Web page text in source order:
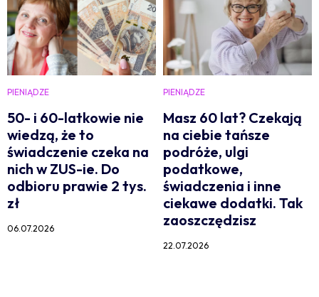
PIENIĄDZE
50- i 60-latkowie nie
wiedzą, że to
świadczenie czeka na
nich w ZUS-ie. Do
odbioru prawie 2 tys.
zł
06.07.2026
PIENIĄDZE
Masz 60 lat? Czekają
na ciebie tańsze
podróże, ulgi
podatkowe,
świadczenia i inne
ciekawe dodatki. Tak
zaoszczędzisz
22.07.2026